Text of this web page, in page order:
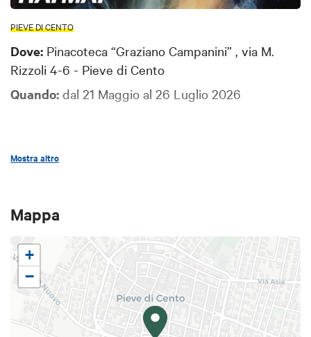
PIEVE DI CENTO
Dove: Pinacoteca “Graziano Campanini” , via M.
Rizzoli 4-6 - Pieve di Cento
Quando: dal 21 Maggio al 26 Luglio 2026
Massimo Cotto in una mostra interattiva senza
Ermanno Giovanardi.
Ingresso Libero
Inaugurazione 21 maggio 2026 ore 18:30
ORARI:venerdì 17-21, sabato 10-13 e 17-21,
domenica 10-13 e 16-20
Mostra altro
Mappa
+
−